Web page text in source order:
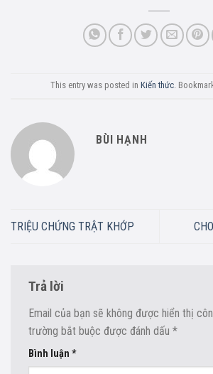
This entry was posted in Kiến thức.
BÙI HẠNH
TRIỆU CHỨNG TRẬT KHỚP
Trả lời
Email của bạn sẽ không được hiển thị
trường bắt buộc được đánh dấu *
Bình luận *